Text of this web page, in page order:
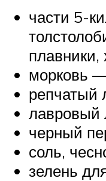
части 5-
плавники,
морковь
репчатый
черный
соль,
зелень